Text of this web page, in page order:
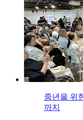
중년을 위
까지